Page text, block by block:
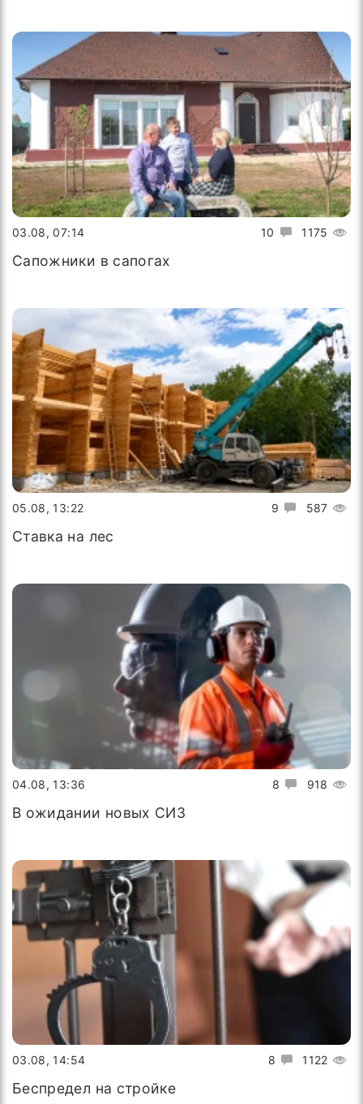
10 1175
03.08, 07:14
Сапожники в сапогах
9 587
05.08, 13:22
Ставка на лес
8 918
04.08, 13:36
В ожидании новых СИЗ
8 1122
03.08, 14:54
Беспредел на стройке